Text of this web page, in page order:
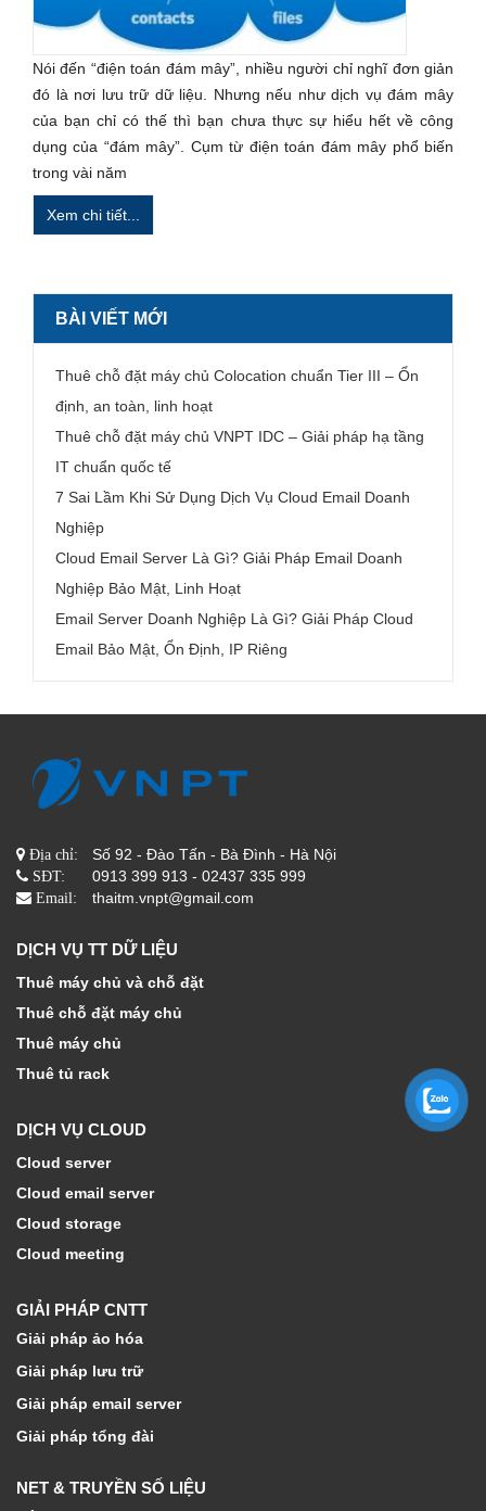
Nói đến “điện toán đám mây”, nhiều người chỉ nghĩ đơn giản
đó là nơi lưu trữ dữ liệu. Nhưng nếu như dịch vụ đám mây
của bạn chỉ có thế thì bạn chưa thực sự hiểu hết về công
dụng của “đám mây”. Cụm từ điện toán đám mây phổ biến
trong vài năm
Xem chi tiết...
BÀI VIẾT MỚI
Thuê chỗ đặt máy chủ Colocation chuẩn Tier III – Ổn
định, an toàn, linh hoạt
Thuê chỗ đặt máy chủ VNPT IDC – Giải pháp hạ tầng
IT chuẩn quốc tế
7 Sai Lầm Khi Sử Dụng Dịch Vụ Cloud Email Doanh
Nghiệp
Cloud Email Server Là Gì? Giải Pháp Email Doanh
Nghiệp Bảo Mật, Linh Hoạt
Email Server Doanh Nghiệp Là Gì? Giải Pháp Cloud
Email Bảo Mật, Ổn Định, IP Riêng
Địa chỉ: Số 92 - Đào Tấn - Bà Đình - Hà Nội
SĐT: 0913 399 913 - 02437 335 999
Email: thaitm.vnpt@gmail.com
DỊCH VỤ TT DỮ LIỆU
Thuê máy chủ và chỗ đặt
Thuê chỗ đặt máy chủ
Thuê máy chủ
Thuê tủ rack
DỊCH VỤ CLOUD
Cloud server
Cloud email server
Cloud storage
Cloud meeting
GIẢI PHÁP CNTT
Giải pháp ảo hóa
Giải pháp lưu trữ
Giải pháp email server
Giải pháp tổng đài
NET & TRUYỀN SỐ LIỆU